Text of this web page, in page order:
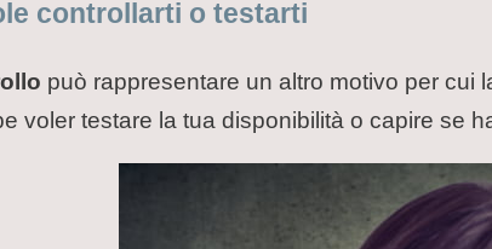
controllarti o testarti
può rappresentare un altro motivo per cui
voler testare la tua disponibilità o capire se